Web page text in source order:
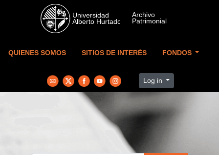
Skip to main content
QUIENES SOMOS SITIOS DE INTERÉS FONDOS
Log in